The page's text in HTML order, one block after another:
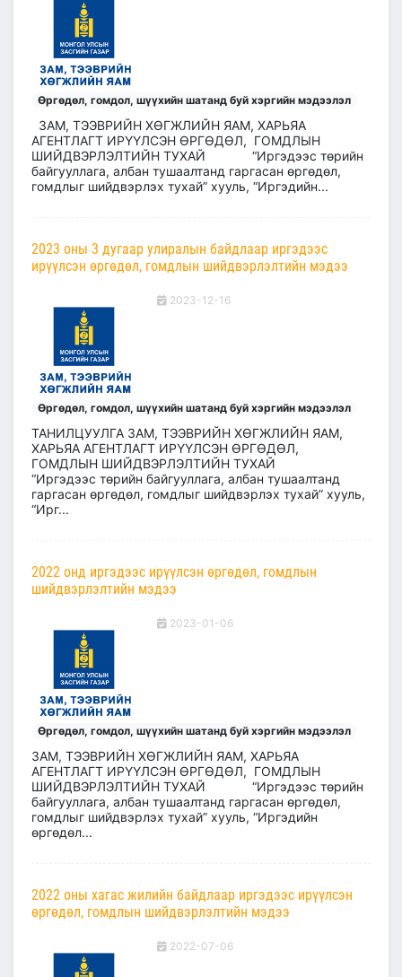
Өргөдөл, гомдол, шүүхийн шатанд буй хэргийн мэдээлэл
ЗАМ, ТЭЭВРИЙН ХӨГЖЛИЙН ЯАМ, ХАРЬЯА
АГЕНТЛАГТ ИРҮҮЛСЭН ӨРГӨДӨЛ, ГОМДЛЫН
ШИЙДВЭРЛЭЛТИЙН ТУХАЙ “Иргэдээс төрийн
байгууллага, албан тушаалтанд гаргасан өргөдөл,
гомдлыг шийдвэрлэх тухай” хууль, “Иргэдийн...
2023 оны 3 дугаар улиралын байдлаар иргэдээс
ирүүлсэн өргөдөл, гомдлын шийдвэрлэлтийн мэдээ
2023-12-16
Өргөдөл, гомдол, шүүхийн шатанд буй хэргийн мэдээлэл
ТАНИЛЦУУЛГА ЗАМ, ТЭЭВРИЙН ХӨГЖЛИЙН ЯАМ,
ХАРЬЯА АГЕНТЛАГТ ИРҮҮЛСЭН ӨРГӨДӨЛ,
ГОМДЛЫН ШИЙДВЭРЛЭЛТИЙН ТУХАЙ
“Иргэдээс төрийн байгууллага, албан тушаалтанд
гаргасан өргөдөл, гомдлыг шийдвэрлэх тухай” хууль,
“Ирг...
2022 онд иргэдээс ирүүлсэн өргөдөл, гомдлын
шийдвэрлэлтийн мэдээ
2023-01-06
Өргөдөл, гомдол, шүүхийн шатанд буй хэргийн мэдээлэл
ЗАМ, ТЭЭВРИЙН ХӨГЖЛИЙН ЯАМ, ХАРЬЯА
АГЕНТЛАГТ ИРҮҮЛСЭН ӨРГӨДӨЛ, ГОМДЛЫН
ШИЙДВЭРЛЭЛТИЙН ТУХАЙ “Иргэдээс төрийн
байгууллага, албан тушаалтанд гаргасан өргөдөл,
гомдлыг шийдвэрлэх тухай” хууль, “Иргэдийн
өргөдөл...
2022 оны хагас жилийн байдлаар иргэдээс ирүүлсэн
өргөдөл, гомдлын шийдвэрлэлтийн мэдээ
2022-07-06